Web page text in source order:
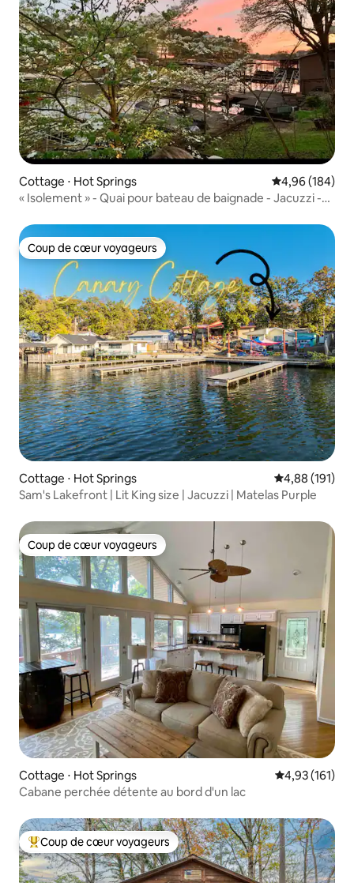
Cottage ⋅ Hot Springs Évaluation
4,96 (184)
« Isolement » - Quai pour bateau de baignade - Jacuzzi -
Coup de cœur voyageurs
Coup de cœur voyageurs
Cottage ⋅ Hot Springs Évaluation
4,88 (191)
Sam's Lakefront | Lit King size | Jacuzzi | Matelas Purple
Coup de cœur voyageurs
Coup de cœur voyageurs
Cottage ⋅ Hot Springs Évaluation
4,93 (161)
Cabane perchée détente au bord d'un lac
Coups de cœur voyageurs les plus appréciés
Coup de cœur voyageurs